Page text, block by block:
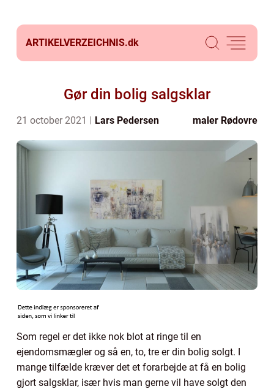
ARTIKELVERZEICHNIS.dk
Gør din bolig salgsklar
21 october 2021 Lars Pedersen maler Rødovre
Som regel er det ikke nok blot at ringe til en
ejendomsmægler og så en, to, tre er din bolig solgt. I
mange tilfælde kræver det et forarbejde at få en bolig
gjort salgsklar, især hvis man gerne vil have solgt den